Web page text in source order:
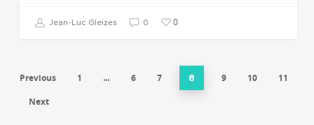
Jean-Luc Gleizes 0 0
Previous 1 … 6 7 8 9 10
11
Next